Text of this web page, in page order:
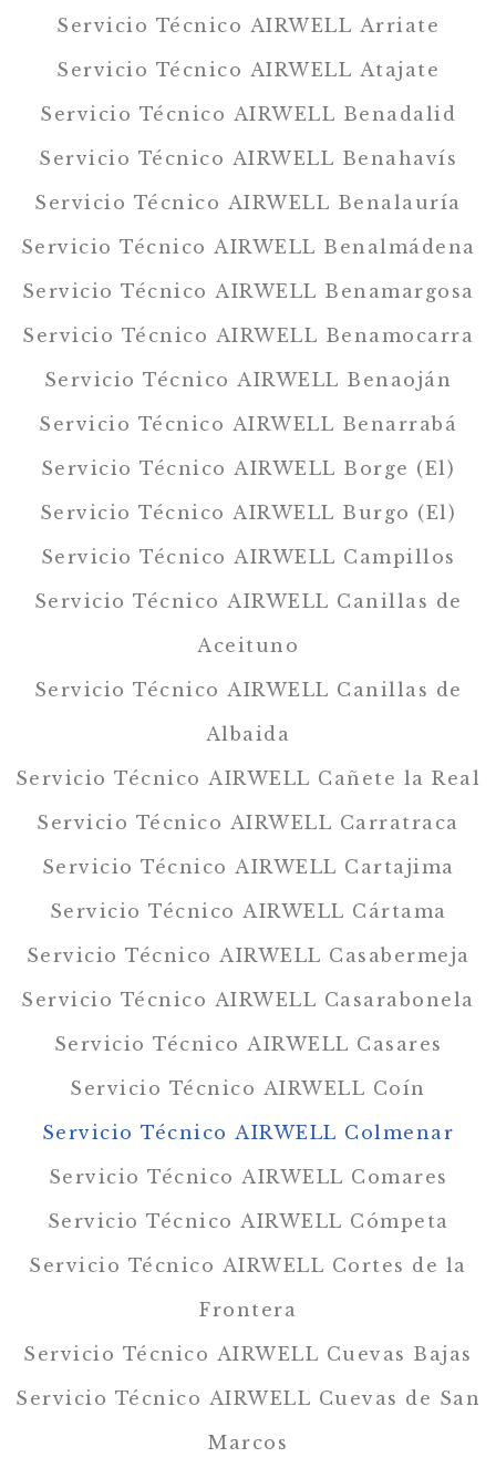
Servicio Técnico AIRWELL Arriate
Servicio Técnico AIRWELL Atajate
Servicio Técnico AIRWELL Benadalid
Servicio Técnico AIRWELL Benahavís
Servicio Técnico AIRWELL Benalauría
Servicio Técnico AIRWELL Benalmádena
Servicio Técnico AIRWELL Benamargosa
Servicio Técnico AIRWELL Benamocarra
Servicio Técnico AIRWELL Benaoján
Servicio Técnico AIRWELL Benarrabá
Servicio Técnico AIRWELL Borge (El)
Servicio Técnico AIRWELL Burgo (El)
Servicio Técnico AIRWELL Campillos
Servicio Técnico AIRWELL Canillas de
Aceituno
Servicio Técnico AIRWELL Canillas de
Albaida
Servicio Técnico AIRWELL Cañete la Real
Servicio Técnico AIRWELL Carratraca
Servicio Técnico AIRWELL Cartajima
Servicio Técnico AIRWELL Cártama
Servicio Técnico AIRWELL Casabermeja
Servicio Técnico AIRWELL Casarabonela
Servicio Técnico AIRWELL Casares
Servicio Técnico AIRWELL Coín
Servicio Técnico AIRWELL Colmenar
Servicio Técnico AIRWELL Comares
Servicio Técnico AIRWELL Cómpeta
Servicio Técnico AIRWELL Cortes de la
Frontera
Servicio Técnico AIRWELL Cuevas Bajas
Servicio Técnico AIRWELL Cuevas de San
Marcos